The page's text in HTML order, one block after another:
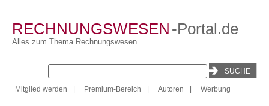
RECHNUNGSWESEN -Portal.de
Alles zum Thema Rechnungswesen
Mitglied werden Premium-Bereich Autoren Werbung